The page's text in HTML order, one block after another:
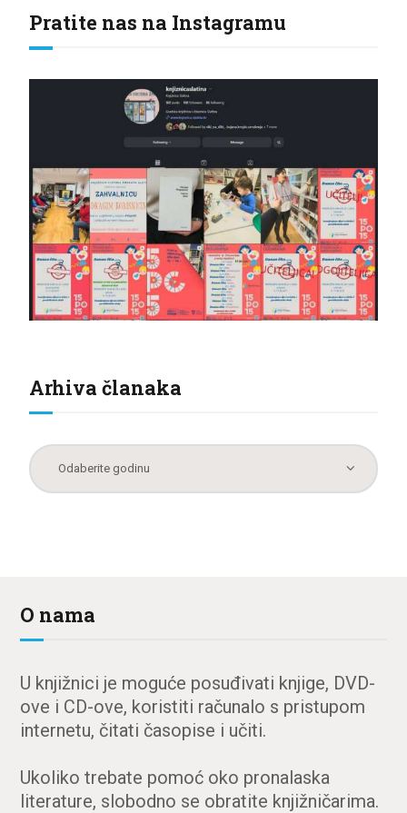
Pratite nas na Instagramu
Arhiva članaka
O nama
U knjižnici je moguće posuđivati knjige, DVD-
ove i CD-ove, koristiti računalo s pristupom
internetu, čitati časopise i učiti.
Ukoliko trebate pomoć oko pronalaska
literature, slobodno se obratite knjižničarima.